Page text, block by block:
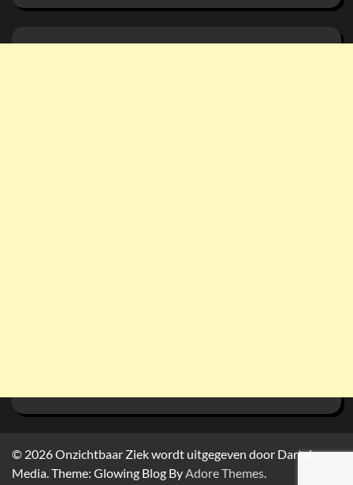
© 2026Onzichtbaar Ziek wordt uitgegeven door Dartel
Media. Theme: Glowing Blog ByAdore Themes.